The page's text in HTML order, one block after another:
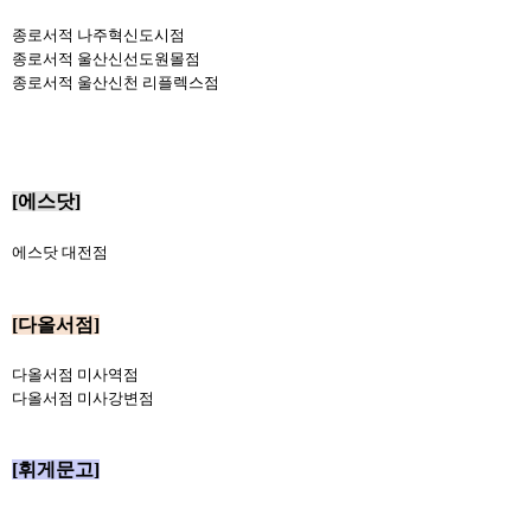
종로서적 나주혁신도시점
종로서적 울산신선도원몰점
종로서적 울산신천 리플렉스점
[에스닷]
에스닷 대전점
[다올서점]
다올서점 미사역점
다올서점 미사강변점
[휘게문고]